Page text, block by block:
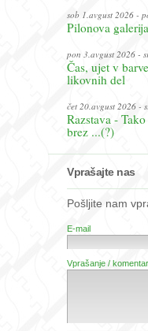
sob 1.avgust 2026 -
Pilonova
pon 3.avgust 2026 -
Čas, ujet v
likovnih del
čet 20.avgust 2026 -
Razstava -
brez ...(?)
Vprašajte nas
Pošljite nam
E-mail
Vprašanje / komentar